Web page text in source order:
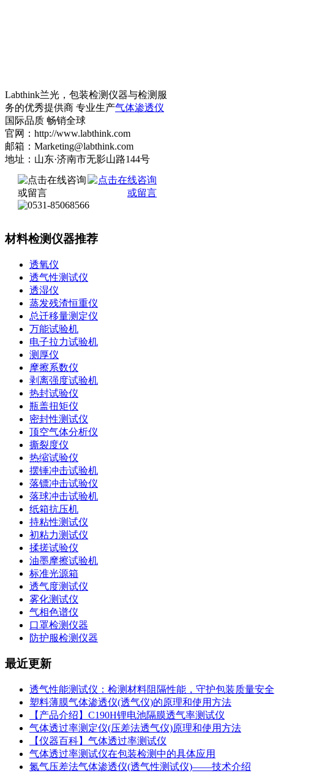
Labthink兰光，包装检测仪器与检测服
务的优秀提供商 专业生产气体渗透仪
国际品质 畅销全球
官网：http://www.labthink.com
邮箱：Marketing@labthink.com
地址：山东·济南市无影山路144号
材料检测仪器推荐
透氧仪
透气性测试仪
透湿仪
蒸发残渣恒重仪
总迁移量测定仪
万能试验机
电子拉力试验机
测厚仪
摩擦系数仪
剥离强度试验机
热封试验仪
瓶盖扭矩仪
密封性测试仪
顶空气体分析仪
撕裂度仪
热缩试验仪
摆锤冲击试验机
落镖冲击试验仪
落球冲击试验机
纸箱抗压机
持粘性测试仪
初粘力测试仪
揉搓试验仪
油墨摩擦试验机
标准光源箱
透气度测试仪
雾化测试仪
气相色谱仪
口罩检测仪器
防护服检测仪器
最近更新
透气性能测试仪：检测材料阻隔性能，守护包装质量安全
塑料薄膜气体渗透仪(透气仪)的原理和使用方法
【产品介绍】C190H锂电池隔膜透气率测试仪
气体透过率测定仪(压差法透气仪)原理和使用方法
【仪器百科】气体透过率测试仪
气体透过率测试仪在包装检测中的具体应用
氮气压差法气体渗透仪(透气性测试仪)——技术介绍